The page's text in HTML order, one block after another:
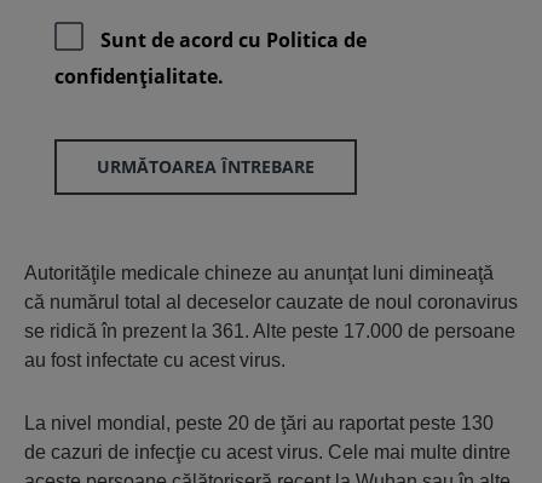
Sunt de acord cu Politica de
confidenţialitate.
URMĂTOAREA ÎNTREBARE
Autorităţile medicale chineze au anunţat luni dimineaţă
că numărul total al deceselor cauzate de noul coronavirus
se ridică în prezent la 361. Alte peste 17.000 de persoane
au fost infectate cu acest virus.
La nivel mondial, peste 20 de ţări au raportat peste 130
de cazuri de infecţie cu acest virus. Cele mai multe dintre